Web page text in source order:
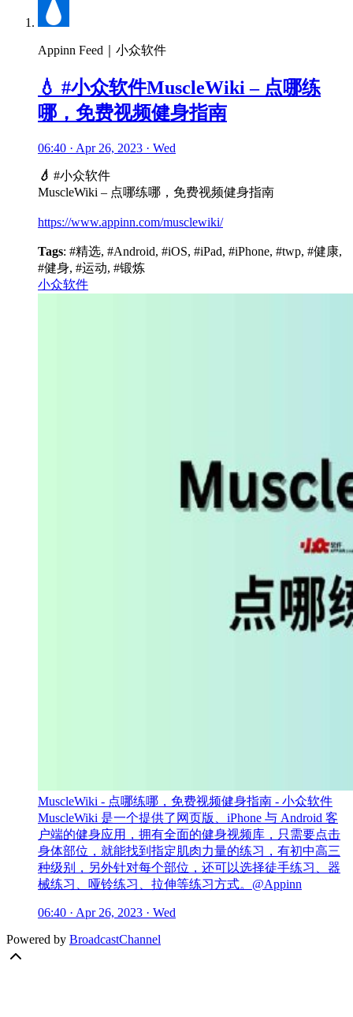
Appinn Feed｜小众软件
💧 #小众软件MuscleWiki – 点哪练
哪，免费视频健身指南
06:40 · Apr 26, 2023 · Wed
💧 #小众软件
MuscleWiki – 点哪练哪，免费视频健身指南
https://www.appinn.com/musclewiki/
Tags: #精选, #Android, #iOS, #iPad, #iPhone, #twp, #健康,
#健身, #运动, #锻炼
小众软件
MuscleWiki - 点哪练哪，免费视频健身指南 - 小众软件
MuscleWiki 是一个提供了网页版、iPhone 与 Android 客
户端的健身应用，拥有全面的健身视频库，只需要点击
身体部位，就能找到指定肌肉力量的练习，有初中高三
种级别，另外针对每个部位，还可以选择徒手练习、器
械练习、哑铃练习、拉伸等练习方式。@Appinn
06:40 · Apr 26, 2023 · Wed
Powered by BroadcastChannel